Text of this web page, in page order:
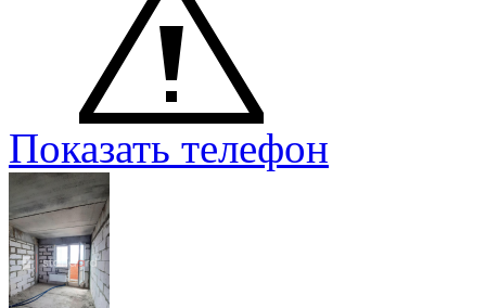
Показать телефон